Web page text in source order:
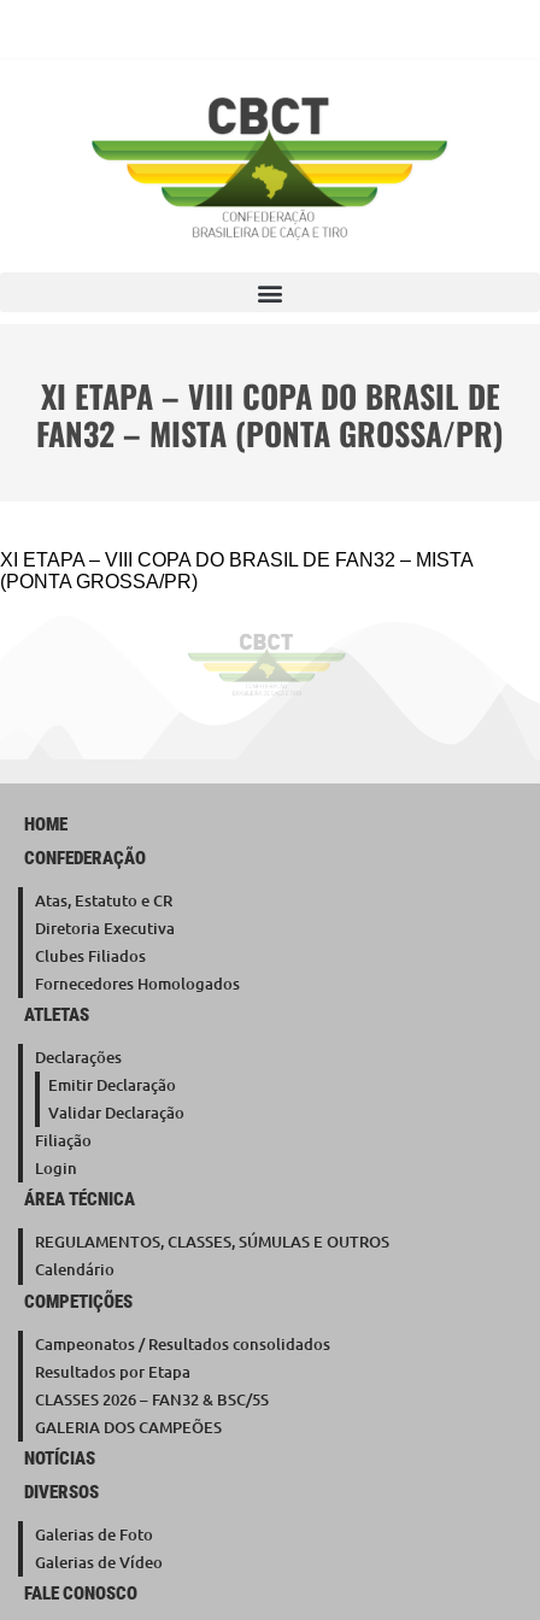
XI ETAPA – VIII COPA DO BRASIL DE
FAN32 – MISTA (PONTA GROSSA/PR)
XI ETAPA – VIII COPA DO BRASIL DE FAN32 – MISTA
(PONTA GROSSA/PR)
HOME
CONFEDERAÇÃO
Atas, Estatuto e CR
Diretoria Executiva
Clubes Filiados
Fornecedores Homologados
ATLETAS
Declarações
Emitir Declaração
Validar Declaração
Filiação
Login
ÁREA TÉCNICA
REGULAMENTOS, CLASSES, SÚMULAS E OUTROS
Calendário
COMPETIÇÕES
Campeonatos / Resultados consolidados
Resultados por Etapa
CLASSES 2026 – FAN32 & BSC/5S
GALERIA DOS CAMPEÕES
NOTÍCIAS
DIVERSOS
Galerias de Foto
Galerias de Vídeo
FALE CONOSCO